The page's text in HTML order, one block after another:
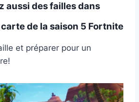
aussi des failles dans
de la saison 5 Fortnite
et préparer pour un